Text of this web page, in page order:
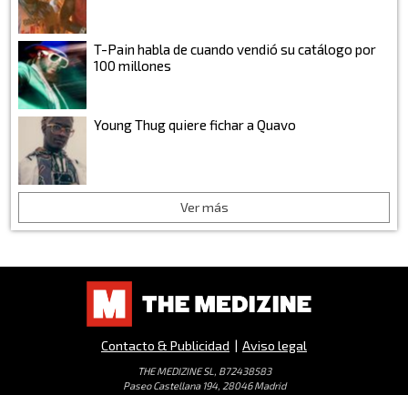
T-Pain habla de cuando vendió su catálogo por
100 millones
Young Thug quiere fichar a Quavo
Ver más
Contacto & Publicidad | Aviso legal
THE MEDIZINE SL, B72438583
Paseo Castellana 194, 28046 Madrid